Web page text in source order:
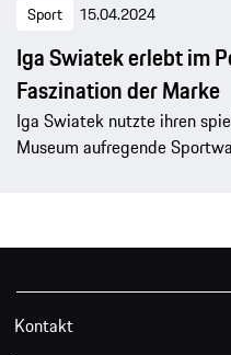
Sport 15.04.2024
Iga Swiatek erlebt im
Faszination der Marke
Iga Swiatek nutzte ihren
Museum aufregende
Kontakt